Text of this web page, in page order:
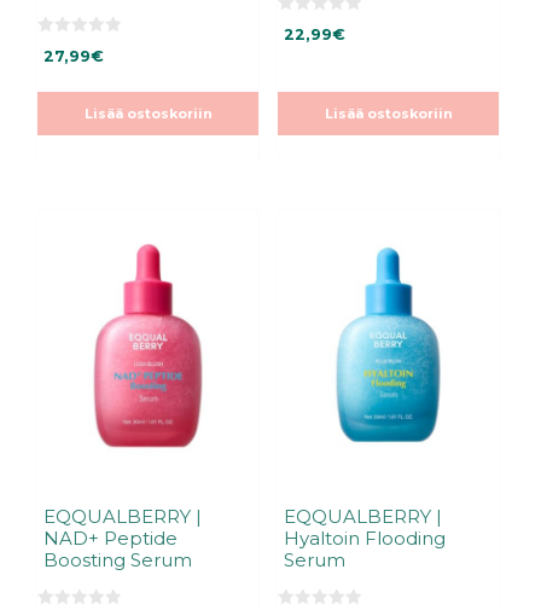
5
s
27,99€
Lisää ostoskoriin
5
ä
22,99€
Lisää ostoskoriin
EQQUALBERRY |
NAD+ Peptide
Boosting Serum
EQQUALBERRY |
Hyaltoin Flooding
Serum